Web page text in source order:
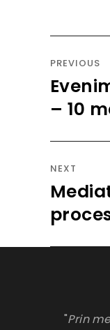
în
PREVIOUS
Previous
post:
– 10
NEXT
Next
post:
"Prin